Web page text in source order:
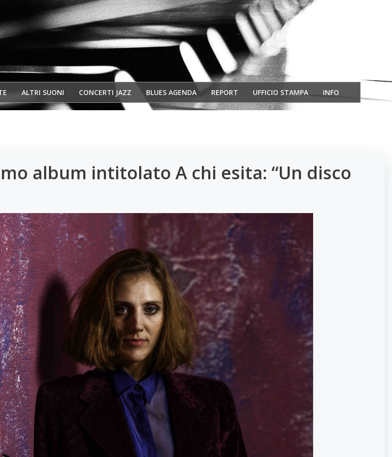
ALTRI SUONI CONCERTI JAZZ BLUES AGENDA REPORT UFFICIO STAMPA INFO
album intitolato A chi esita: “Un disco